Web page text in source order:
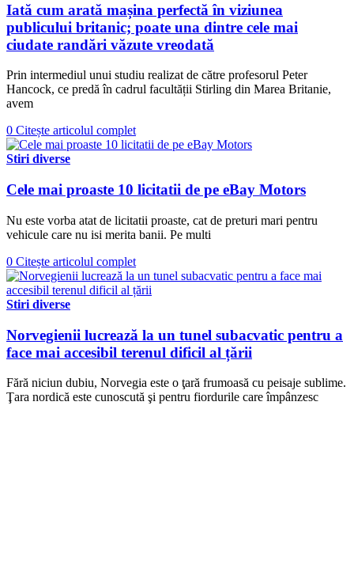
Iată cum arată mașina perfectă în viziunea
publicului britanic; poate una dintre cele mai
ciudate randări văzute vreodată
Prin intermediul unui studiu realizat de către profesorul Peter
Hancock, ce predă în cadrul facultății Stirling din Marea Britanie,
avem
0 Citește articolul complet
Stiri diverse
Cele mai proaste 10 licitatii de pe eBay Motors
Nu este vorba atat de licitatii proaste, cat de preturi mari pentru
vehicule care nu isi merita banii. Pe multi
0 Citește articolul complet
Stiri diverse
Norvegienii lucrează la un tunel subacvatic pentru a
face mai accesibil terenul dificil al țării
Fără niciun dubiu, Norvegia este o ţară frumoasă cu peisaje sublime.
Ţara nordică este cunoscută şi pentru fiordurile care împânzesc